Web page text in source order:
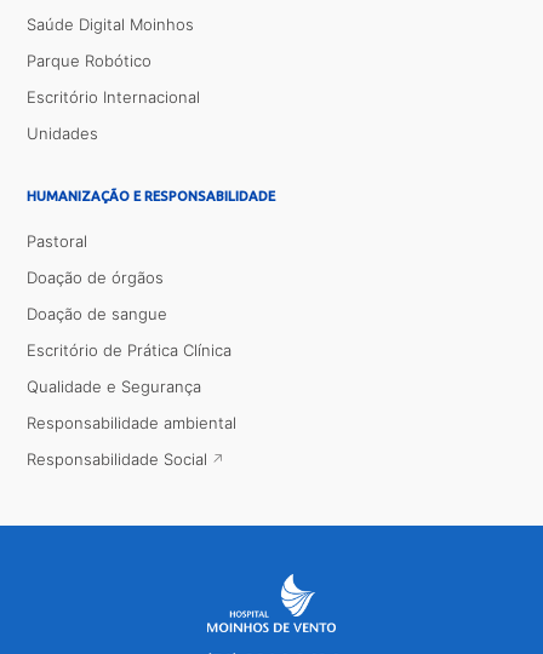
Saúde Digital Moinhos
Parque Robótico
Escritório Internacional
Unidades
HUMANIZAÇÃO E RESPONSABILIDADE
Pastoral
Doação de órgãos
Doação de sangue
Escritório de Prática Clínica
Qualidade e Segurança
Responsabilidade ambiental
Responsabilidade Social